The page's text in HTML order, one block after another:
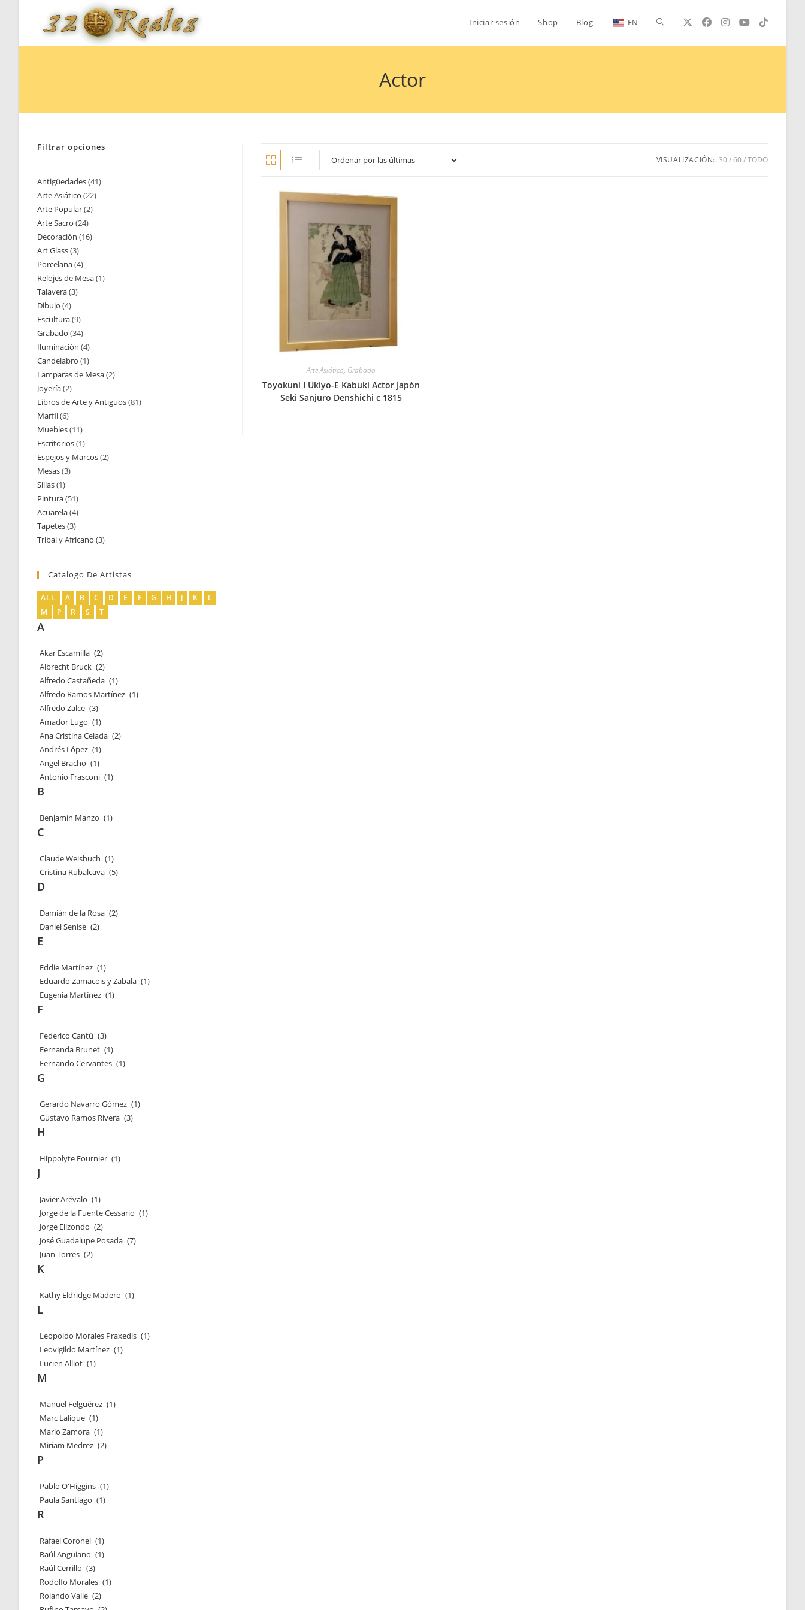
Iniciar sesión Shop Blog EN Alternar
de
la
Actor
VISUALIZACIÓN: 30 60 TODO
Arte Asiático, Grabado
Toyokuni I Ukiyo-E Kabuki Actor Japón
Seki Sanjuro Denshichi c 1815
Filtrar opciones
Antigüedades 4141
Arte Asiático 2222
Arte Popular 22
Arte Sacro 2424
productos
Decoración 1616
Art Glass 33
productos
Porcelana 44
productos
Relojes de Mesa 11
Talavera 33
Dibujo 44
productos
Escultura 99
productos
Grabado 3434
productos
Iluminación 44
productos
Candelabro 11
producto
Lamparas de Mesa 22
Joyería 22
productos
Libros de Arte y Antiguos 8181
Marfil 66
productos
Muebles 1111
productos
Escritorios 11
producto
Espejos y Marcos 22
Mesas 33
Sillas 11
producto
Pintura 5151
productos
Acuarela 44
productos
Tapetes 33
productos
Tribal y Africano 33
Catalogo De Artistas
ALL A B C D E F G H J K
L
M
P R S T
A
Akar Escamilla (2)
Albrecht Bruck (2)
Alfredo Castañeda (1)
Alfredo Ramos Martínez (1)
Alfredo Zalce (3)
Amador Lugo (1)
Ana Cristina Celada (2)
Andrés López (1)
Angel Bracho (1)
Antonio Frasconi (1)
B
Benjamín Manzo (1)
C
Claude Weisbuch (1)
Cristina Rubalcava (5)
D
Damián de la Rosa (2)
Daniel Senise (2)
E
Eddie Martínez (1)
Eduardo Zamacois y Zabala (1)
Eugenia Martínez (1)
F
Federico Cantú (3)
Fernanda Brunet (1)
Fernando Cervantes (1)
G
Gerardo Navarro Gómez (1)
Gustavo Ramos Rivera (3)
H
Hippolyte Fournier (1)
J
Javier Arévalo (1)
Jorge de la Fuente Cessario (1)
Jorge Elizondo (2)
José Guadalupe Posada (7)
Juan Torres (2)
K
Kathy Eldridge Madero (1)
L
Leopoldo Morales Praxedis (1)
Leovigildo Martínez (1)
Lucien Alliot (1)
M
Manuel Felguérez (1)
Marc Lalique (1)
Mario Zamora (1)
Miriam Medrez (2)
P
Pablo O'Higgins (1)
Paula Santiago (1)
R
Rafael Coronel (1)
Raúl Anguiano (1)
Raúl Cerrillo (3)
Rodolfo Morales (1)
Rolando Valle (2)